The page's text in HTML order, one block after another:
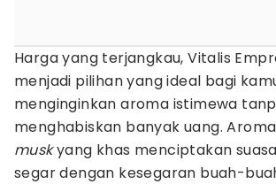
Harga yang terjangkau, Vitalis
menjadi pilihan yang ideal bagi
menginginkan aroma istimewa
menghabiskan banyak uang. Aroma
muskyang khas menciptakan
segar dengan kesegaran buah-